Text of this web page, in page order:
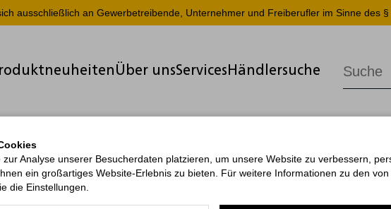
ausschließlich an Gewerbetreibende, Unternehmer und Freiberufler im Sinne des
Über unsServicesHändlersuche
zur Analyse unserer Besucherdaten platzieren, um unsere Website zu verbessern,
ein großartiges Website-Erlebnis zu bieten. Für weitere Informationen zu den
die Einstellungen.